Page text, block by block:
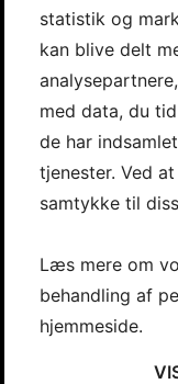
statistik og
kan blive delt
med data, du
de har
tjenester. Ved
samtykke til
Læs mere om
behandling af
hjemmeside.